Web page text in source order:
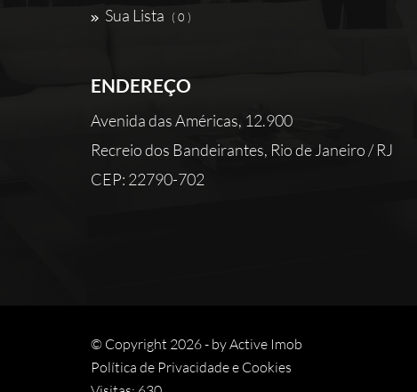
Sua Lista ( 0 )
ENDEREÇO
Avenida das Américas, 12.900
Recreio dos Bandeirantes, Rio de Janeiro / RJ
CEP: 22790-702
© Copyright 2026 - byActive Imob
Política de Privacidade e Cookies